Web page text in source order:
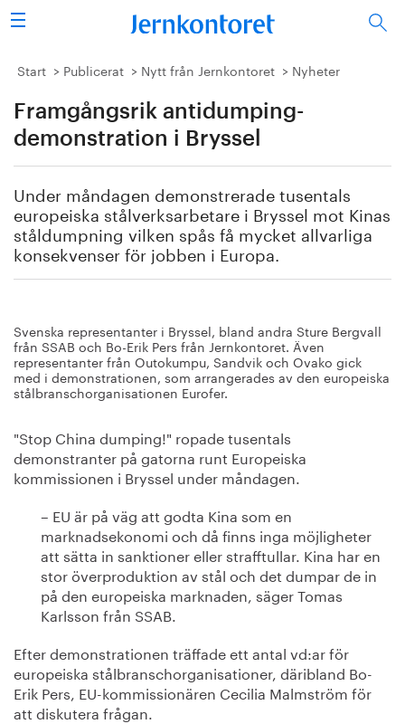
Sök
Stålindustrin
Vision 2050
Energi/miljö
Vi tycker
Bildbank
Om oss
Start Publicerat Nytt från Jernkontoret Nyheter
Framgångsrik antidumping-
demonstration i Bryssel
Under måndagen demonstrerade tusentals
europeiska stålverksarbetare i Bryssel mot Kinas
ståldumpning vilken spås få mycket allvarliga
konsekvenser för jobben i Europa.
Svenska representanter i Bryssel, bland andra Sture Bergvall
från SSAB och Bo-Erik Pers från Jernkontoret. Även
representanter från Outokumpu, Sandvik och Ovako gick
med i demonstrationen, som arrangerades av den europeiska
stålbranschorganisationen Eurofer.
"Stop China dumping!" ropade tusentals
demonstranter på gatorna runt Europeiska
kommissionen i Bryssel under måndagen.
– EU är på väg att godta Kina som en
marknadsekonomi och då finns inga möjligheter
att sätta in sanktioner eller strafftullar. Kina har en
stor överproduktion av stål och det dumpar de in
på den europeiska marknaden, säger Tomas
Karlsson från SSAB.
Efter demonstrationen träffade ett antal vd:ar för
europeiska stålbranschorganisationer, däribland Bo-
Erik Pers, EU-kommissionären Cecilia Malmström för
att diskutera frågan.